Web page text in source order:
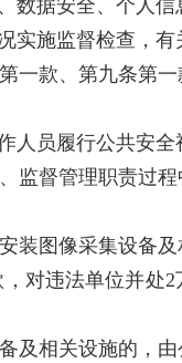
数据安全、个人信
施监督检查，有
一款、第九条第
员履行公共安全
督管理职责过
图像采集设备
对违法单位并
相关设施的，